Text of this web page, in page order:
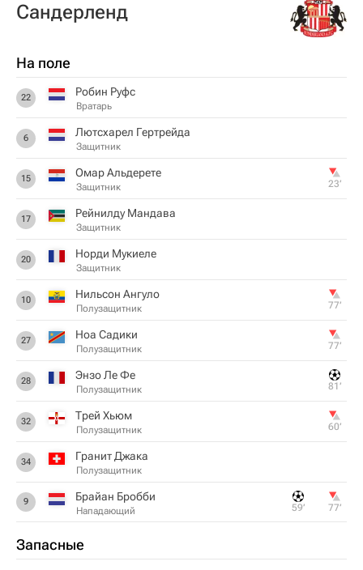
Сандерленд
На поле
22 Робин Руфс
Вратарь
6 Лютсхарел Гертрейда
Защитник
15 Омар Альдерете
Защитник 23‎’‎
17 Рейнилду Мандава
Защитник
20 Норди Мукиеле
Защитник
10 Нильсон Ангуло
Полузащитник 77‎’‎
27 Ноа Садики
Полузащитник 77‎’‎
28 Энзо Ле Фе
Полузащитник 81‎’‎
32 Трей Хьюм
Полузащитник 60‎’‎
34 Гранит Джака
Полузащитник
9 Брайан Бробби
Нападающий 59‎’‎ 77‎’‎
Запасные